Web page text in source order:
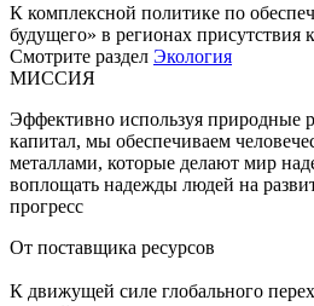
К комплексной политике по
будущего» в регионах присутствия
Смотрите раздел Экология
МИССИЯ
Эффективно используя природные
капитал, мы обеспечиваем
металлами, которые делают мир
воплощать надежды людей на
прогресс
От поставщика ресурсов
К движущей силе глобального